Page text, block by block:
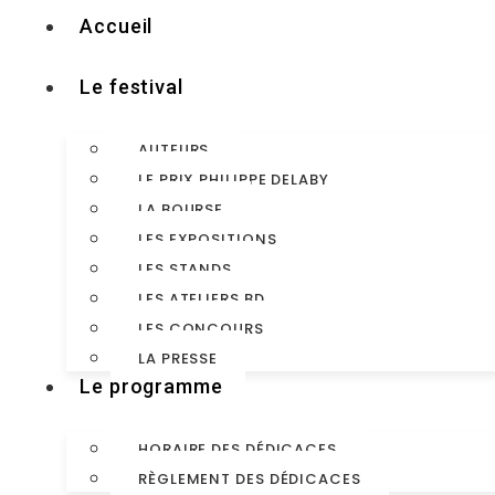
Accueil
Le festival
AUTEURS
LE PRIX PHILIPPE DELABY
LA BOURSE
LES EXPOSITIONS
LES STANDS
LES ATELIERS BD
LES CONCOURS
LA PRESSE
Le programme
HORAIRE DES DÉDICACES
RÈGLEMENT DES DÉDICACES